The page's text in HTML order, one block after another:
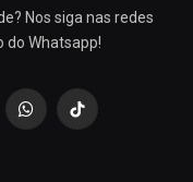
Nos siga nas redes
do Whatsapp!
WhatsAppTikTok